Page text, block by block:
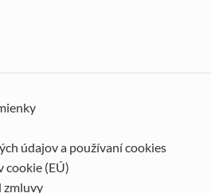
údajov a používaní cookies
cookie (EÚ)
zmluvy